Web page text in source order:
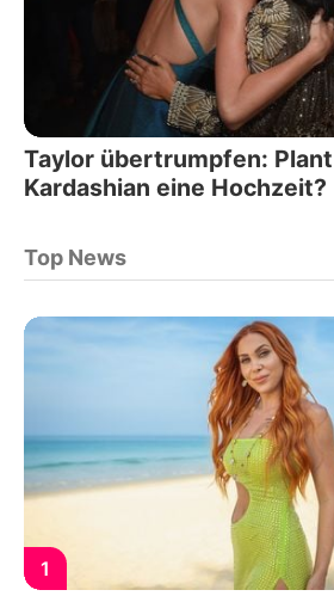
Taylor übertrumpfen:
Kardashian eine Hochzeit?
Top News
1